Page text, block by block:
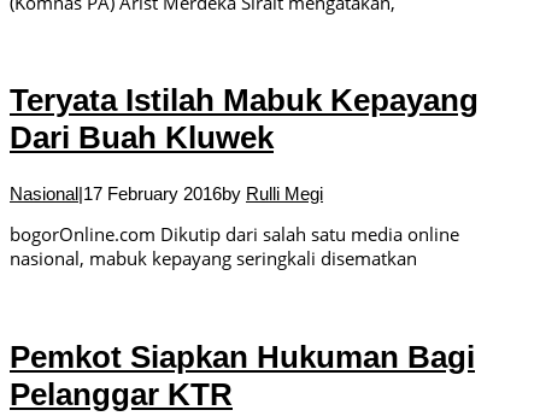
Teryata Istilah Mabuk Kepayang
Dari Buah Kluwek
Nasional|17 February 2016by Rulli Megi
bogorOnline.com Dikutip dari salah satu media online
nasional, mabuk kepayang seringkali disematkan
Pemkot Siapkan Hukuman Bagi
Pelanggar KTR